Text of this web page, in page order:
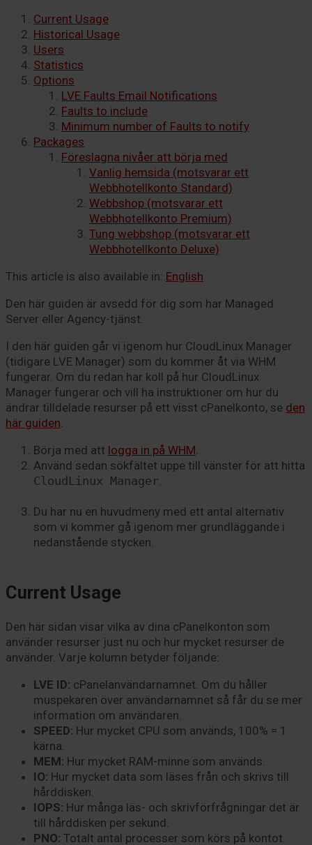
Current Usage
Historical Usage
Users
Statistics
Options
LVE Faults Email Notifications
Faults to include
Minimum number of Faults to notify
Packages
Föreslagna nivåer att börja med
Vanlig hemsida (motsvarar ett
Webbhotellkonto Standard)
Webbshop (motsvarar ett
Webbhotellkonto Premium)
Tung webbshop (motsvarar ett
Webbhotellkonto Deluxe)
This article is also available in: English
Den här guiden är avsedd för dig som har Managed
Server eller Agency-tjänst.
I den här guiden går vi igenom hur CloudLinux Manager
(tidigare LVE Manager) som du kommer åt via WHM
fungerar. Om du redan har koll på hur CloudLinux
Manager fungerar och vill ha instruktioner om hur du
ändrar tilldelade resurser på ett visst cPanelkonto, se den
här guiden.
Börja med att logga in på WHM.
Använd sedan sökfältet uppe till vänster för att hitta
CloudLinux Manager.
Du har nu en huvudmeny med ett antal alternativ
som vi kommer gå igenom mer grundläggande i
nedanstående stycken.
Current Usage
Den här sidan visar vilka av dina cPanelkonton som
använder resurser just nu och hur mycket resurser de
använder. Varje kolumn betyder följande:
LVE ID: cPanelanvändarnamnet. Om du håller
muspekaren över användarnamnet så får du se mer
information om användaren.
SPEED: Hur mycket CPU som används, 100% = 1
kärna.
MEM: Hur mycket RAM-minne som används.
IO: Hur mycket data som läses från och skrivs till
hårddisken.
IOPS: Hur många läs- och skrivförfrågningar det är
till hårddisken per sekund.
PNO: Totalt antal processer som körs på kontot.